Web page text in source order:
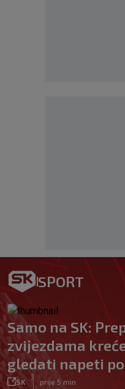
SPORT
Samo na SK:
zvijezdama
gledati napeti
SK prije 5 min